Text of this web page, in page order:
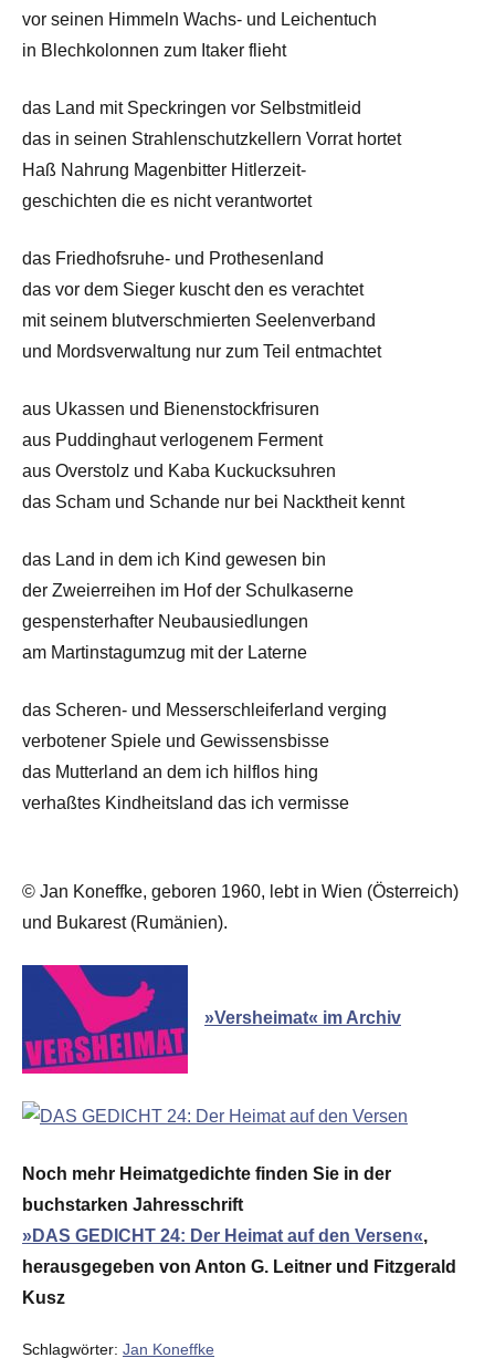
vor seinen Himmeln Wachs- und Leichentuch
in Blechkolonnen zum Itaker flieht
das Land mit Speckringen vor Selbstmitleid
das in seinen Strahlenschutzkellern Vorrat hortet
Haß Nahrung Magenbitter Hitlerzeit-
geschichten die es nicht verantwortet
das Friedhofsruhe- und Prothesenland
das vor dem Sieger kuscht den es verachtet
mit seinem blutverschmierten Seelenverband
und Mordsverwaltung nur zum Teil entmachtet
aus Ukassen und Bienenstockfrisuren
aus Puddinghaut verlogenem Ferment
aus Overstolz und Kaba Kuckucksuhren
das Scham und Schande nur bei Nacktheit kennt
das Land in dem ich Kind gewesen bin
der Zweierreihen im Hof der Schulkaserne
gespensterhafter Neubausiedlungen
am Martinstagumzug mit der Laterne
das Scheren- und Messerschleiferland verging
verbotener Spiele und Gewissensbisse
das Mutterland an dem ich hilflos hing
verhaßtes Kindheitsland das ich vermisse
© Jan Koneffke, geboren 1960, lebt in Wien (Österreich)
und Bukarest (Rumänien).
»Versheimat« im Archiv
Noch mehr Heimatgedichte finden Sie in der
buchstarken Jahresschrift
»DAS GEDICHT 24: Der Heimat auf den Versen«,
herausgegeben von Anton G. Leitner und Fitzgerald
Kusz
Schlagwörter: Jan Koneffke